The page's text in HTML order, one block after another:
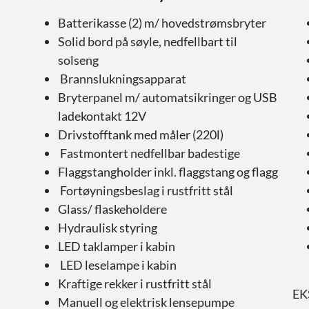
Batterikasse (2) m/ hovedstrømsbryter
Solid bord på søyle, nedfellbart til
solseng
Brannslukningsapparat
Bryterpanel m/ automatsikringer og USB
ladekontakt 12V
Drivstofftank med måler (220l)
Fastmontert nedfellbar badestige
Flaggstangholder inkl. flaggstang og flagg
Fortøyningsbeslag i rustfritt stål
Glass/ flaskeholdere
Hydraulisk styring
LED taklamper i kabin
LED leselampe i kabin
Kraftige rekker i rustfritt stål
Manuell og elektrisk lensepumpe